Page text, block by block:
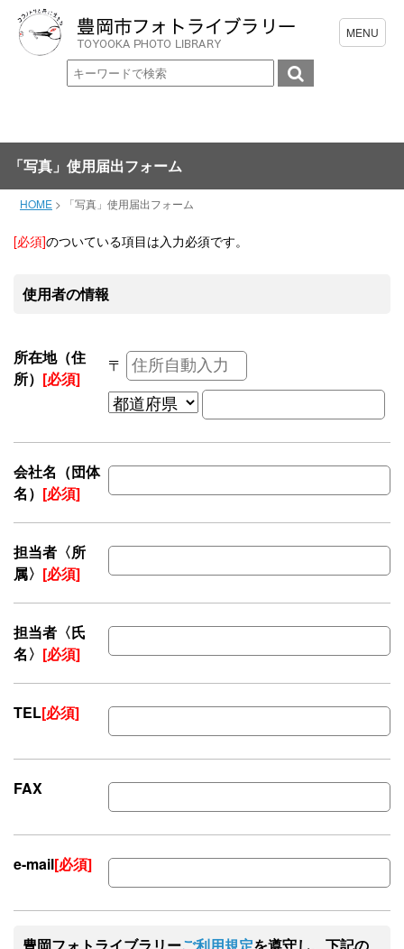
「写真」使用届出フォーム
HOME > 「写真」使用届出フォーム
[必須]のついている項目は入力必須です。
使用者の情報
所在地（住
所） [必須]
〒
会社名（団体
名） [必須]
担当者〈所
属〉 [必須]
担当者〈氏
名〉 [必須]
TEL[必須]
FAX
e-mail[必須]